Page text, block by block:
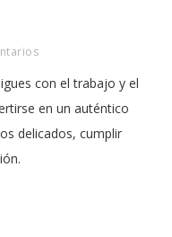
con el trabajo y el
en un auténtico
delicados, cumplir